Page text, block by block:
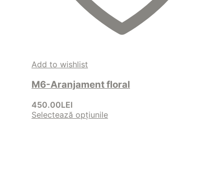
Add to wishlist
M6-Aranjament floral
450.00LEI
Selectează opțiunile